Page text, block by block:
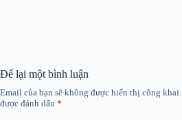
Để lại một bình luận
Email của bạn sẽ không được hiển thị công khai.
được đánh dấu *